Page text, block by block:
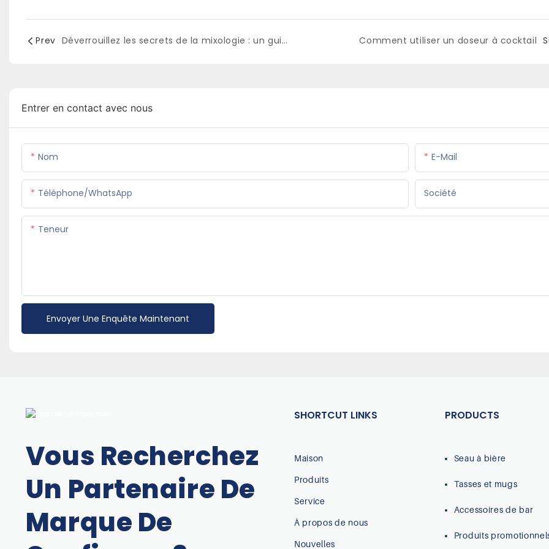
Prev Déverrouillez les secrets de la mixologie : un guide d'utilisation d'une cuillère de bar Comment utiliser un doseur à cocktail
Entrer en contact avec nous
Nom E-Mail
Téléphone/WhatsApp Société
Teneur
Envoyer Une Enquête Maintenant
Vous Recherchez
Un Partenaire De
Marque De
SHORTCUT LINKS
Maison
Produits
Service
À propos de nous
Nouvelles
PRODUCTS
Seau à bière
Tasses et mugs
Accessoires de bar
Produits